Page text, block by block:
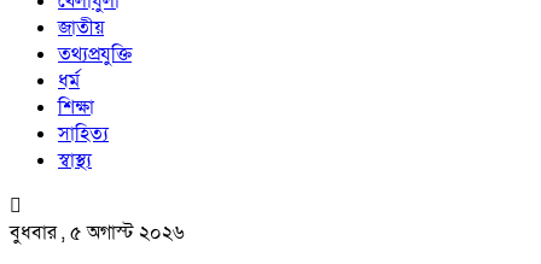
জাতীয়
তথ্যপ্রযুক্তি
ধর্ম
শিক্ষা
সাহিত্য
স্বাস্থ্য
বুধবার , ৫ অগাস্ট ২০২৬